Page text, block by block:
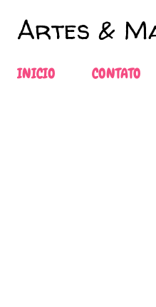
Artes &
INICIO CONTATO